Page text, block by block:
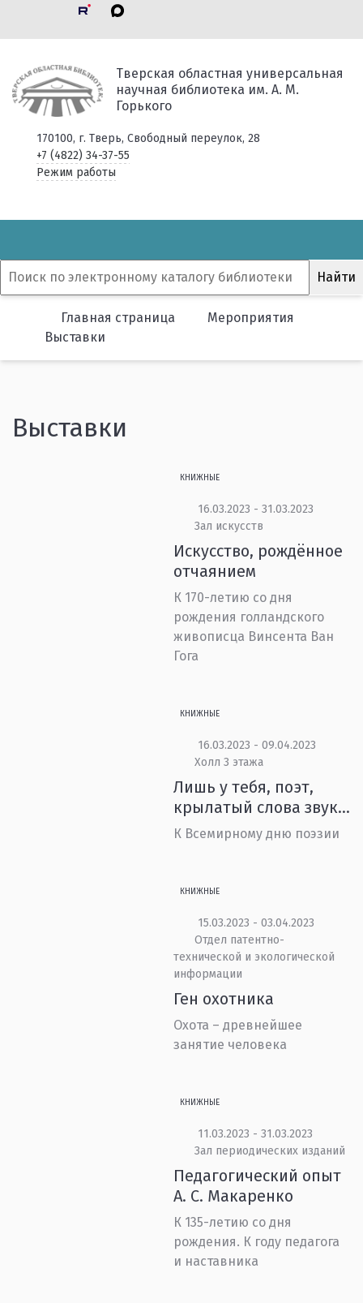
Тверская областная универсальная
научная библиотека им. А. М.
Горького
170100, г. Тверь, Свободный переулок, 28
+7 (4822) 34-37-55
Режим работы
Главная страница
Мероприятия
Выставки
Выставки
КНИЖНЫЕ
16.03.2023 - 31.03.2023
Зал искусств
Искусство, рождённое
отчаянием
К 170-летию со дня
рождения голландского
живописца Винсента Ван
Гога
КНИЖНЫЕ
16.03.2023 - 09.04.2023
Холл 3 этажа
Лишь у тебя, поэт,
крылатый слова звук…
К Всемирному дню поэзии
КНИЖНЫЕ
15.03.2023 - 03.04.2023
Отдел патентно-
технической и экологической
информации
Ген охотника
Охота – древнейшее
занятие человека
КНИЖНЫЕ
11.03.2023 - 31.03.2023
Зал периодических изданий
Педагогический опыт
А. С. Макаренко
К 135-летию со дня
рождения. К году педагога
и наставника